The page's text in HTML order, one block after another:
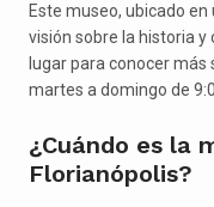
Este museo, ubicado
visión sobre la historia y
lugar para conocer más
martes a domingo de
¿Cuándo es la
Florianópolis?